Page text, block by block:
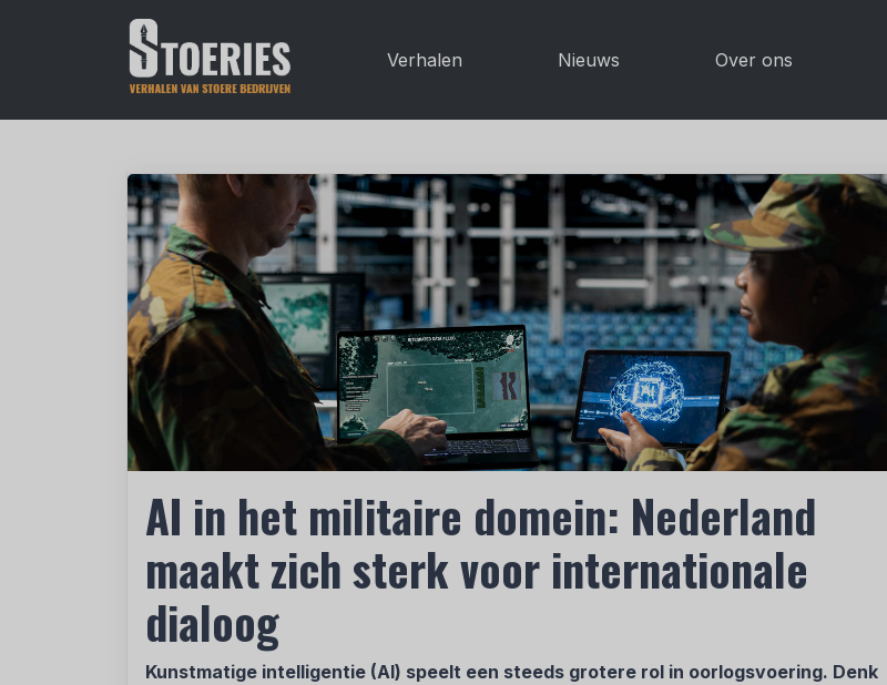
Verhalen Nieuws Over ons
AI in het militaire domein: Nederland
maakt zich sterk voor internationale
dialoog
Kunstmatige intelligentie (AI) speelt een steeds grotere rol in oorlogsvoering. Denk